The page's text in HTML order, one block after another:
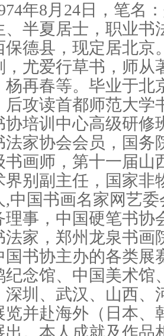
年8月24日，笔名
、半夏居士，职业书
保德县，现定居北京
，尤爱行草书，师从
杨再春等。毕业于北
后攻读首都师范大学
协培训中心高级研修
家协会会员，国务
书画师，第十一届山
界别副主任，国家非
,中国书画名家网艺
理事，中国硬笔书协
法家，郑州龙泉书画
国书协主办的各类展
纪念馆、中国美术馆
深圳、武汉、山西
览并赴海外（日本、
出。本人成就及作品